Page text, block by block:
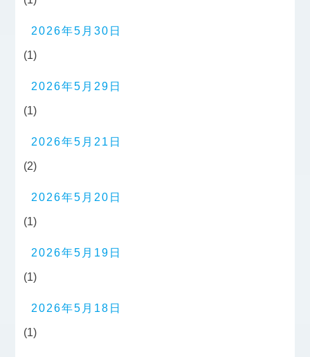
2026年5月30日
(1)
2026年5月29日
(1)
2026年5月21日
(2)
2026年5月20日
(1)
2026年5月19日
(1)
2026年5月18日
(1)